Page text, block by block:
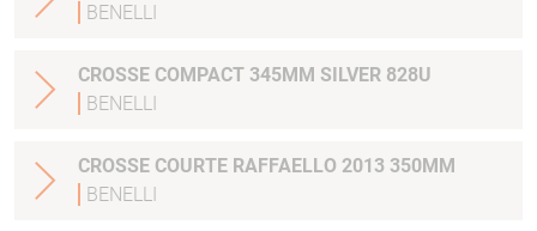
BENELLI
CROSSE COMPACT 345MM SILVER 828U
BENELLI
CROSSE COURTE RAFFAELLO 2013 350MM
BENELLI